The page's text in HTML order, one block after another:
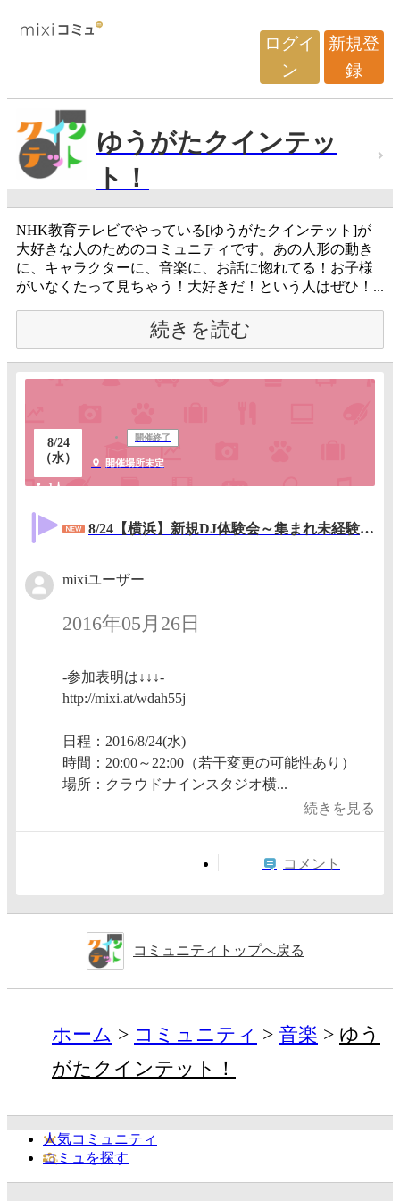
ログイ
ン
新規登
録
ゆうがたクインテッ
ト！
NHK教育テレビでやっている[ゆうがたクインテット]が
大好きな人のためのコミュニティです。あの人形の動き
に、キャラクターに、音楽に、お話に惚れてる！お子様
がいなくたって見ちゃう！大好きだ！という人はぜひ！...
続きを読む
8/24
（水）
開催終了
開催場所未定
1人
8/24【横浜】新規DJ体験会～集まれ未経験者！～
mixiユーザー
2016年05月26日
-参加表明は↓↓↓-
http://mixi.at/wdah55j
日程：2016/8/24(水)
時間：20:00～22:00（若干変更の可能性あり）
場所：クラウドナインスタジオ横...
続きを見る
コメント
コミュニティトップへ戻る
ホーム コミュニティ 音楽
ゆう
がたクインテット！
人気コミュニティ
コミュを探す